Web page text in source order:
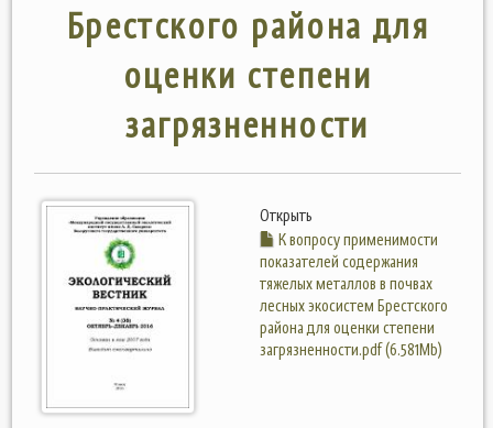
Брестского района для
оценки степени
загрязненности
Открыть
К вопросу применимости
показателей содержания
тяжелых металлов в почвах
лесных экосистем Брестского
района для оценки степени
загрязненности.pdf (6.581Mb)